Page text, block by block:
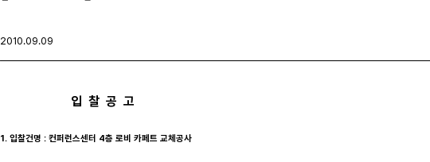
2010.09.09
입 찰 공 고
1. 입찰건명 : 컨퍼런스센터 4층 로비 카페트 교체공사